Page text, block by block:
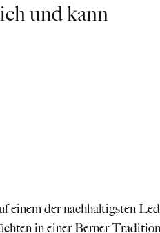
und kann
der nachhaltigsten
in einer Berner